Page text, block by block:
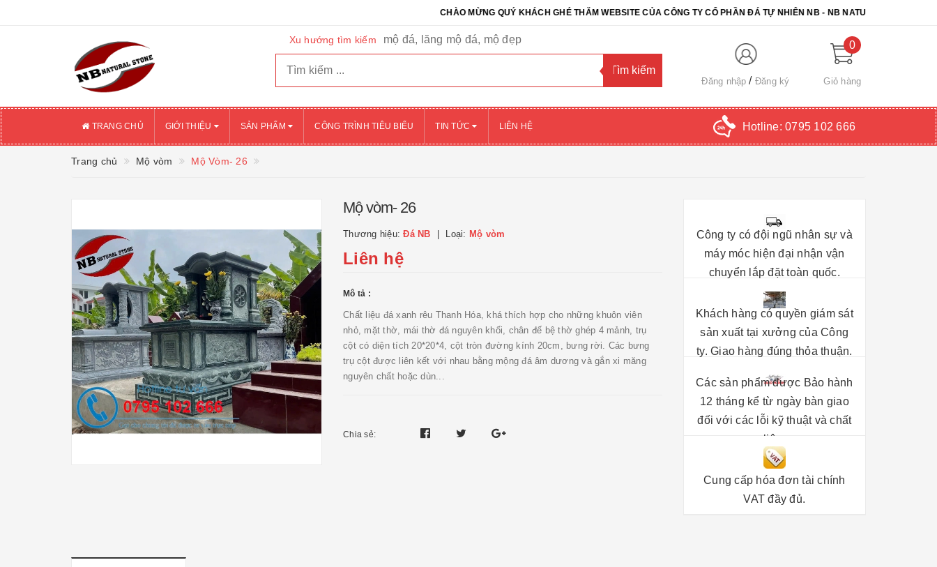
CHÀO MỪNG QUÝ KHÁCH GHÉ THĂM WEBSITE CỦA CÔNG TY CỔ PHẦN ĐÁ TỰ NHIÊN NB - NB NATURAL STONE. CHÚC
Xu hướng tìm kiếm mộ đá, lăng mộ đá, mộ đẹp
Đăng nhập Đăng ký
0
Giỏ hàng
TRANG CHỦ GIỚI THIỆU SẢN PHẨM CÔNG TRÌNH TIÊU BIỂU TIN TỨC LIÊN HỆ Hotline: 0795 102 666
Trang chủ Mộ vòm Mộ Vòm- 26
Mộ vòm- 26
Thương hiệu:Đá NB Loại: Mộ vòm
Liên hệ
Mô tả :
Chất liệu đá xanh rêu Thanh Hóa, khá thích hợp cho những khuôn viên
nhỏ, mặt thờ, mái thờ đá nguyên khối, chân đế bệ thờ ghép 4 mảnh, trụ
cột có diện tích 20*20*4, cột tròn đường kính 20cm, bưng rời. Các bưng
trụ cột được liên kết với nhau bằng mộng đá âm dương và gắn xi măng
nguyên chất hoặc dùn...
Chia sẻ:
Công ty có đội ngũ nhân sự và
máy móc hiện đại nhận vận
chuyển lắp đặt toàn quốc.
Khách hàng có quyền giám sát
sản xuất tại xưởng của Công
ty. Giao hàng đúng thỏa thuận.
Các sản phẩm được Bảo hành
12 tháng kể từ ngày bàn giao
đối với các lỗi kỹ thuật và chất
liệu.
Cung cấp hóa đơn tài chính
VAT đầy đủ.